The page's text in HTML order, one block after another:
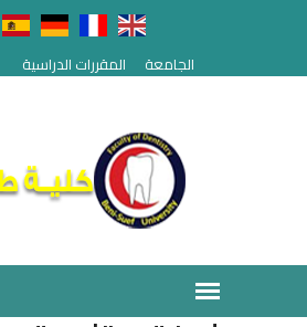
الجامعة المقررات الدراسية